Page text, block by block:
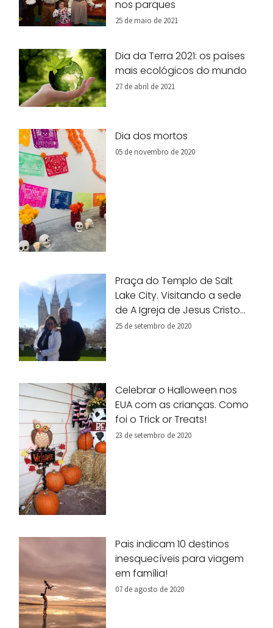
nos parques
25 de maio de 2021
Dia da Terra 2021: os países
mais ecológicos do mundo
27 de abril de 2021
Dia dos mortos
05 de novembro de 2020
Praça do Templo de Salt
Lake City. Visitando a sede
de A Igreja de Jesus Cristo
dos Santos dos Últimos Dias.
25 de setembro de 2020
Celebrar o Halloween nos
EUA com as crianças. Como
foi o Trick or Treats!
23 de setembro de 2020
Pais indicam 10 destinos
inesquecíveis para viagem
em família!
07 de agosto de 2020